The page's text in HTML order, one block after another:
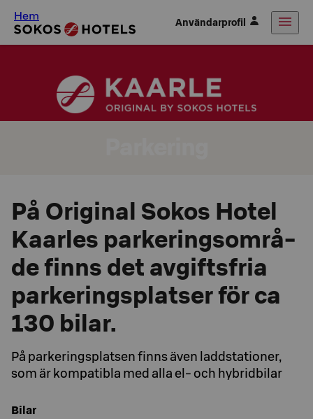
Hem Användarprofil
På Ori­gi­nal Sokos Hotel
Kaar­les par­ke­rings­om­rå­
de finns det av­gifts­fria
par­ke­rings­plat­ser för ca
130 bilar.
På parkeringsplatsen finns även ladd­sta­tio­ner­,
som är kom­pa­tib­la med alla el- och hy­brid­bi­lar
Bilar